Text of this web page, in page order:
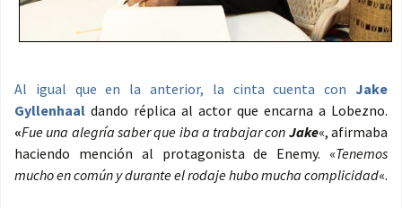
Al igual que en la anterior, la cinta cuenta con Jake
Gyllenhaal dando réplica al actor que encarna a Lobezno.
«Fue una alegría saber que iba a trabajar con Jake«, afirmaba
haciendo mención al protagonista de Enemy. «Tenemos
mucho en común y durante el rodaje hubo mucha complicidad«.